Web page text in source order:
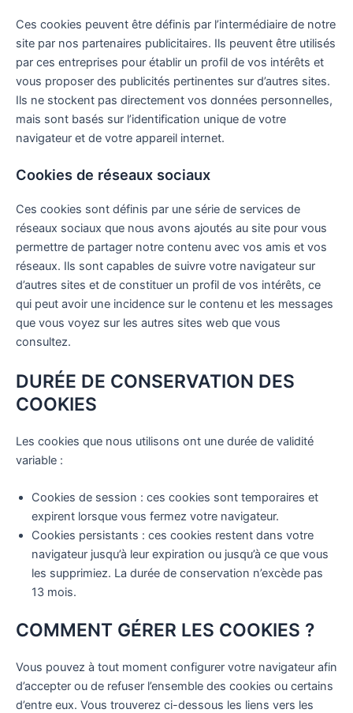
Ces cookies peuvent être définis par l’intermédiaire de notre
site par nos partenaires publicitaires. Ils peuvent être utilisés
par ces entreprises pour établir un profil de vos intérêts et
vous proposer des publicités pertinentes sur d’autres sites.
Ils ne stockent pas directement vos données personnelles,
mais sont basés sur l’identification unique de votre
navigateur et de votre appareil internet.
Cookies de réseaux sociaux
Ces cookies sont définis par une série de services de
réseaux sociaux que nous avons ajoutés au site pour vous
permettre de partager notre contenu avec vos amis et vos
réseaux. Ils sont capables de suivre votre navigateur sur
d’autres sites et de constituer un profil de vos intérêts, ce
qui peut avoir une incidence sur le contenu et les messages
que vous voyez sur les autres sites web que vous
consultez.
DURÉE DE CONSERVATION DES
COOKIES
Les cookies que nous utilisons ont une durée de validité
variable :
Cookies de session : ces cookies sont temporaires et
expirent lorsque vous fermez votre navigateur.
Cookies persistants : ces cookies restent dans votre
navigateur jusqu’à leur expiration ou jusqu’à ce que vous
les supprimiez. La durée de conservation n’excède pas
13 mois.
COMMENT GÉRER LES COOKIES ?
Vous pouvez à tout moment configurer votre navigateur afin
d’accepter ou de refuser l’ensemble des cookies ou certains
d’entre eux. Vous trouverez ci-dessous les liens vers les